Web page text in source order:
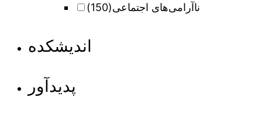
ناآرامی‌های اجتماعی(150)
اندیشکده
پدیدآور